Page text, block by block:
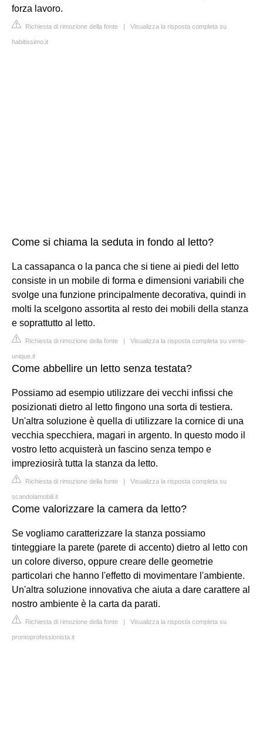
forza lavoro.
Richiesta di rimozione della fonte | Visualizza la risposta completa su
habitissimo.it
Come si chiama la seduta in fondo al letto?
La cassapanca o la panca che si tiene ai piedi del letto
consiste in un mobile di forma e dimensioni variabili che
svolge una funzione principalmente decorativa, quindi in
molti la scelgono assortita al resto dei mobili della stanza
e soprattutto al letto.
Richiesta di rimozione della fonte | Visualizza la risposta completa su vente-
unique.it
Come abbellire un letto senza testata?
Possiamo ad esempio utilizzare dei vecchi infissi che
posizionati dietro al letto fingono una sorta di testiera.
Un'altra soluzione è quella di utilizzare la cornice di una
vecchia specchiera, magari in argento. In questo modo il
vostro letto acquisterà un fascino senza tempo e
impreziosirà tutta la stanza da letto.
Richiesta di rimozione della fonte | Visualizza la risposta completa su
scandolamobili.it
Come valorizzare la camera da letto?
Se vogliamo caratterizzare la stanza possiamo
tinteggiare la parete (parete di accento) dietro al letto con
un colore diverso, oppure creare delle geometrie
particolari che hanno l'effetto di movimentare l'ambiente.
Un'altra soluzione innovativa che aiuta a dare carattere al
nostro ambiente è la carta da parati.
Richiesta di rimozione della fonte | Visualizza la risposta completa su
prontoprofessionista.it